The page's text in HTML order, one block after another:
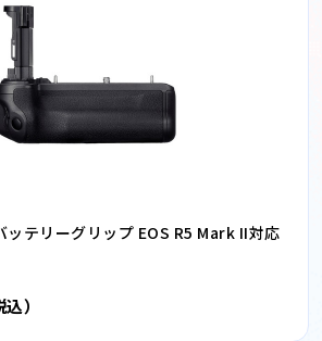
ッテリーグリップ EOS R5 Mark II対応
込）